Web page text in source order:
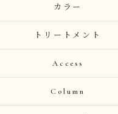
カラー
トリートメント
Access
Column